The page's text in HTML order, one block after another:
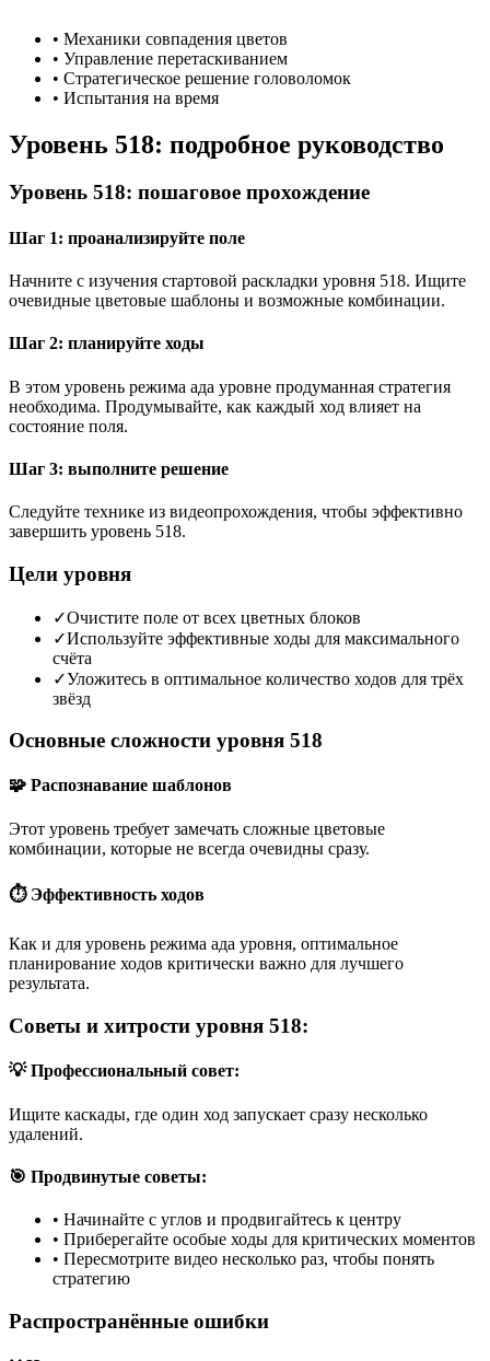
• Механики совпадения цветов
• Управление перетаскиванием
• Стратегическое решение головоломок
• Испытания на время
Уровень 518: подробное руководство
Уровень 518: пошаговое прохождение
Шаг 1: проанализируйте поле
Начните с изучения стартовой раскладки уровня 518. Ищите
очевидные цветовые шаблоны и возможные комбинации.
Шаг 2: планируйте ходы
В этом уровень режима ада уровне продуманная стратегия
необходима. Продумывайте, как каждый ход влияет на
состояние поля.
Шаг 3: выполните решение
Следуйте технике из видеопрохождения, чтобы эффективно
завершить уровень 518.
Цели уровня
✓Очистите поле от всех цветных блоков
✓Используйте эффективные ходы для максимального
счёта
✓Уложитесь в оптимальное количество ходов для трёх
звёзд
Основные сложности уровня 518
🧩 Распознавание шаблонов
Этот уровень требует замечать сложные цветовые
комбинации, которые не всегда очевидны сразу.
⏱️ Эффективность ходов
Как и для уровень режима ада уровня, оптимальное
планирование ходов критически важно для лучшего
результата.
Советы и хитрости уровня 518:
💡 Профессиональный совет:
Ищите каскады, где один ход запускает сразу несколько
удалений.
🎯 Продвинутые советы:
• Начинайте с углов и продвигайтесь к центру
• Приберегайте особые ходы для критических моментов
• Пересмотрите видео несколько раз, чтобы понять
стратегию
Распространённые ошибки